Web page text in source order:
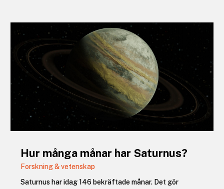
Hur många månar har Saturnus?
Forskning & vetenskap
Saturnus har idag 146 bekräftade månar. Det gör